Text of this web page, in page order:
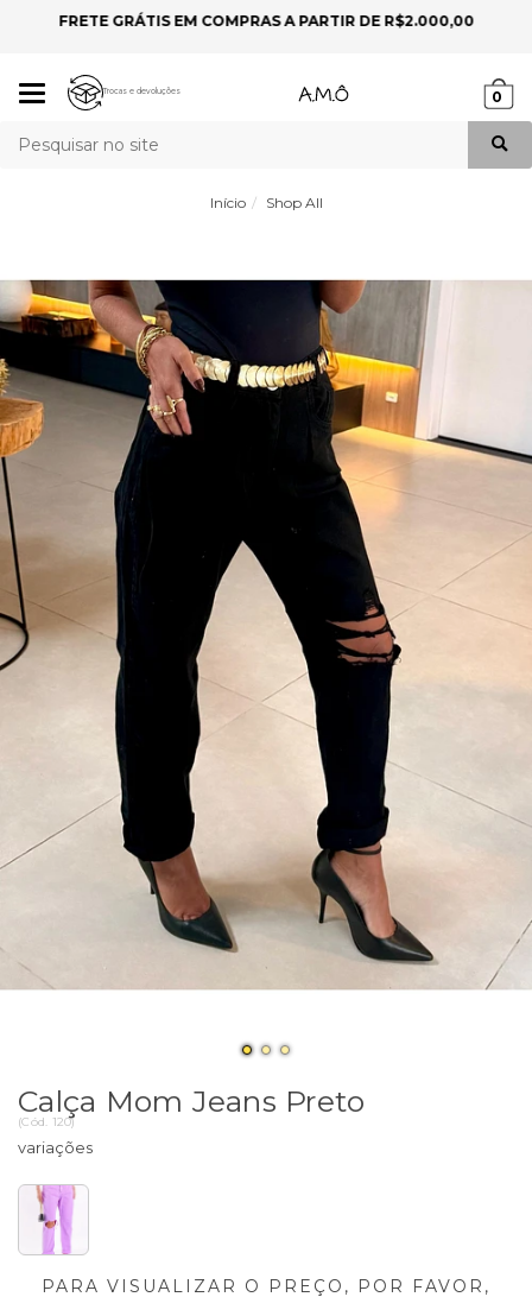
FRETE GRÁTIS EM COMPRAS A PARTIR DE R$2.000,00
Mudar
Trocas e devoluções 0
Início Shop All
Calça Mom Jeans Preto
(Cód. 120)
PARA VISUALIZAR O PREÇO, POR FAVOR,